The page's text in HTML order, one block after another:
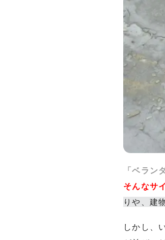
「ベラン
そんなサ
りや、建
しかし、